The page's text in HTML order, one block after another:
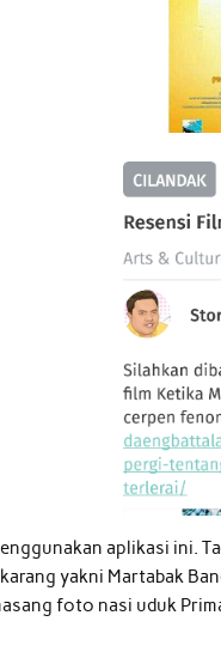
aplikasi ini.
yakni Martabak
foto nasi uduk